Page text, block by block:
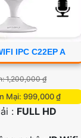
IPC C22EP A
1,200,000 ₫
Mại: 999,000 ₫
: FULL HD